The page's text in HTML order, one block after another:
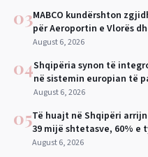
03MABCO kundërshton
për Aeroportin e Vlorës
arbitrazh ndërkombëtar
August 6, 2026
04Shqipëria synon të
në sistemin europian të
nëntor, Sejko: Kursime të
August 6, 2026
05Të huajt në Shqipëri
39 mijë shtetasve, 60% e
punuar
August 6, 2026